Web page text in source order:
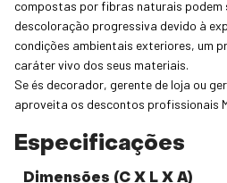
compostas por fibras naturais podem
descoloração progressiva devido à
condições ambientais exteriores, um
caráter vivo dos seus materiais.
Se és decorador, gerente de loja ou
aproveita os descontos profissionais
Especificações
Dimensões (C X L X A)